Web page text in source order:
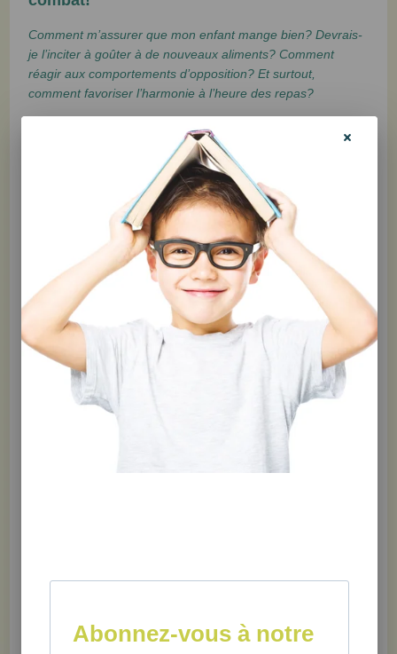
Comment m’assurer que mon enfant mange bien?Devrais-
je l’inciter à goûter à de nouveaux aliments? Comment
réagir aux comportements d’opposition? Et surtout,
comment favoriser l’harmonie à l’heure des repas?
Être un parent sécurisant: l'alimentation du tout-
, Mélanie s’appuie sur les principes de la parentalité
sécurisante et de l’alimentation sensible aux besoins du
tout-petit pour offrir des réponses concrètes à toutes ces
questions, et plus encore. Il va sans dire que certaines
croyances seront légèrement bousculées au passage, et
que certains parents devront peut-être revoir leur propre
relation à l’alimentation. Mais comme c’est fait avec
bienveillance et humour, on ne saurait en vouloir à notre
psychoéducatrice préférée de nous faire réfléchir un peu!
En complément, l’album psychoéducatif
Bon appétit, les
amis!a été conçu pour encourager les tout-petits à
apprivoiser la nouveauté et à être à l’écoute de leurs
besoins. Le plaisir de manger est au cœur de cet ouvrage
magnifiquement illustré, qui comprend également des
stratégies positives pour instaurer un climat sécurisant et
Abonnez-vous à notre